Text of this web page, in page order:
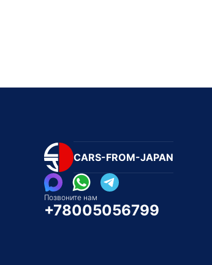
CARS-FROM-JAPAN
Позвоните нам
+78005056799